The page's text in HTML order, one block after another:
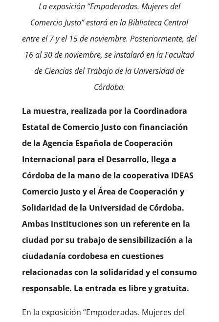
La exposición “Empoderadas. Mujeres del
Comercio Justo” estará en la Biblioteca Central
entre el 7 y el 15 de noviembre. Posteriormente, del
16 al 30 de noviembre, se instalará en la Facultad
de Ciencias del Trabajo de la Universidad de
Córdoba.
La muestra, realizada por la Coordinadora
Estatal de Comercio Justo con financiación
de la Agencia Española de Cooperación
Internacional para el Desarrollo, llega a
Córdoba de la mano de la cooperativa IDEAS
Comercio Justo y el Área de Cooperación y
Solidaridad de la Universidad de Córdoba.
Ambas instituciones son un referente en la
ciudad por su trabajo de sensibilización a la
ciudadanía cordobesa en cuestiones
relacionadas con la solidaridad y el consumo
responsable. La entrada es libre y gratuita.
En la exposición “Empoderadas. Mujeres del